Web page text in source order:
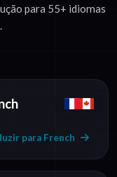
para 55+ idiomas
para French